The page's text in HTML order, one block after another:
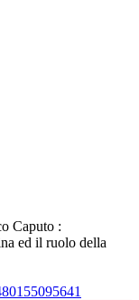
Caputo :
ed il ruolo della